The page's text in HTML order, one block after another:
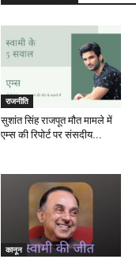
राजनीति
सुशांत सिंह राजपूत मौत मामले में
एम्स की रिपोर्ट पर संसदीय...
कानून